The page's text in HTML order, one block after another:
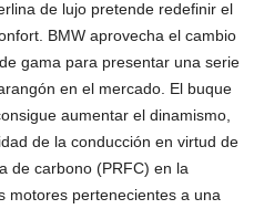
de lujo pretende redefinir el
BMW aprovecha el cambio
gama para presentar una serie
en el mercado. El buque
aumentar el dinamismo,
de la conducción en virtud de
de carbono (PRFC) en la
motores pertenecientes a una